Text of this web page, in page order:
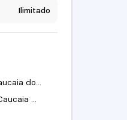
Água Espraiada (Caucaia do Alto) (2)
Altos de Caucaia (Caucaia do Alto) (2)